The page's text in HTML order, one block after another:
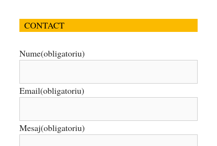
CONTACT
Nume(obligatoriu)
Email(obligatoriu)
Mesaj(obligatoriu)